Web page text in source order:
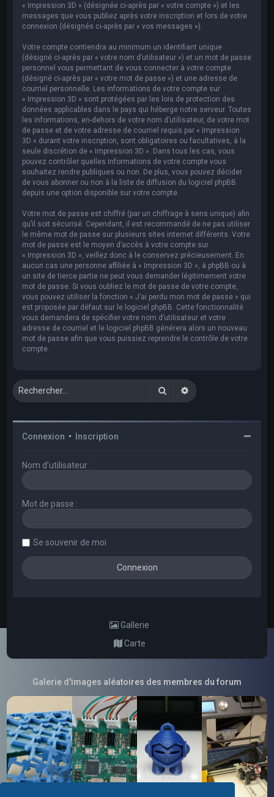
« Impression 3D » (désignée ci-après par « votre compte ») et les
messages que vous publiez après votre inscription et lors de votre
connexion (désignés ci-après par « vos messages »).
Votre compte contiendra au minimum un identifiant unique
(désigné ci-après par « votre nom d’utilisateur ») et un mot de passe
personnel vous permettant de vous connecter à votre compte
(désigné ci-après par « votre mot de passe ») et une adresse de
courriel personnelle. Les informations de votre compte sur
« Impression 3D » sont protégées par les lois de protection des
données applicables dans le pays qui héberge notre serveur. Toutes
les informations, en-dehors de votre nom d’utilisateur, de votre mot
de passe et de votre adresse de courriel requis par « Impression
3D » durant votre inscription, sont obligatoires ou facultatives, à la
seule discrétion de « Impression 3D ». Dans tous les cas, vous
pouvez contrôler quelles informations de votre compte vous
souhaitez rendre publiques ou non. De plus, vous pouvez décider
de vous abonner ou non à la liste de diffusion du logiciel phpBB
depuis une option disponible sur votre compte.
Votre mot de passe est chiffré (par un chiffrage à sens unique) afin
qu’il soit sécurisé. Cependant, il est recommandé de ne pas utiliser
le même mot de passe sur plusieurs sites internet différents. Votre
mot de passe est le moyen d’accès à votre compte sur
« Impression 3D », veillez donc à le conservez précieusement. En
aucun cas une personne affiliée à « Impression 3D », à phpBB ou à
un site de tierce partie ne peut vous demander légitimement votre
mot de passe. Si vous oubliez le mot de passe de votre compte,
vous pouvez utiliser la fonction « J’ai perdu mon mot de passe » qui
est proposée par défaut sur le logiciel phpBB. Cette fonctionnalité
vous demandera de spécifier votre nom d’utilisateur et votre
adresse de courriel et le logiciel phpBB générera alors un nouveau
mot de passe afin que vous puissiez reprendre le contrôle de votre
compte.
RechercherRecherche avancée
Connexion • Inscription
Nom d’utilisateur :
Mot de passe :
Se souvenir de moi
Gallerie
Carte
Galerie d'images aléatoires des membres du forum